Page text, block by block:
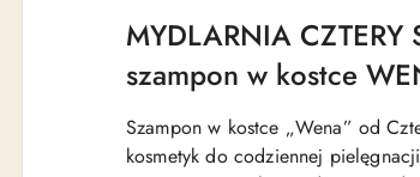
MYDLARNIA CZTERY
szampon w kostce
Szampon w kostce „Wena” od
kosmetyk do codziennej